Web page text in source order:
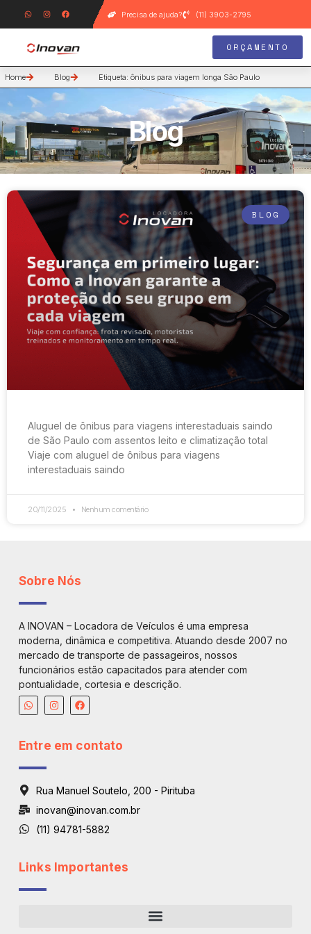
Precisa de ajuda? (11) 3903-2795
ORÇAMENTO
Home Blog Etiqueta: ônibus para viagem longa São Paulo
Blog
BLOG
Aluguel de ônibus para viagens interestaduais saindo
de São Paulo com assentos leito e climatização total
Viaje com aluguel de ônibus para viagens
interestaduais saindo
20/11/2025 Nenhum comentário
Sobre Nós
A INOVAN – Locadora de Veículos é uma empresa
moderna, dinâmica e competitiva. Atuando desde 2007 no
mercado de transporte de passageiros, nossos
funcionários estão capacitados para atender com
pontualidade, cortesia e descrição.
Entre em contato
Rua Manuel Soutelo, 200 - Pirituba
inovan@inovan.com.br
(11) 94781-5882
Links Importantes